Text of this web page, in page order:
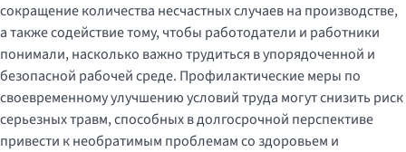
сокращение количества несчастных случаев на производстве,
а также содействие тому, чтобы работодатели и работники
понимали, насколько важно трудиться в упорядоченной и
безопасной рабочей среде. Профилактические меры по
своевременному улучшению условий труда могут снизить риск
серьезных травм, способных в долгосрочной перспективе
привести к необратимым проблемам со здоровьем и